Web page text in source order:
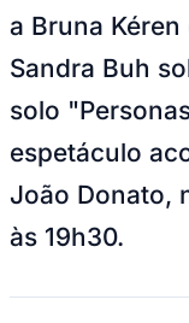
a Bruna
Sandra Buh
solo
espetáculo
João Donato,
às 19h30.